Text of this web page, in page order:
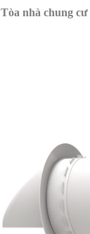
Tòa nhà chung cư